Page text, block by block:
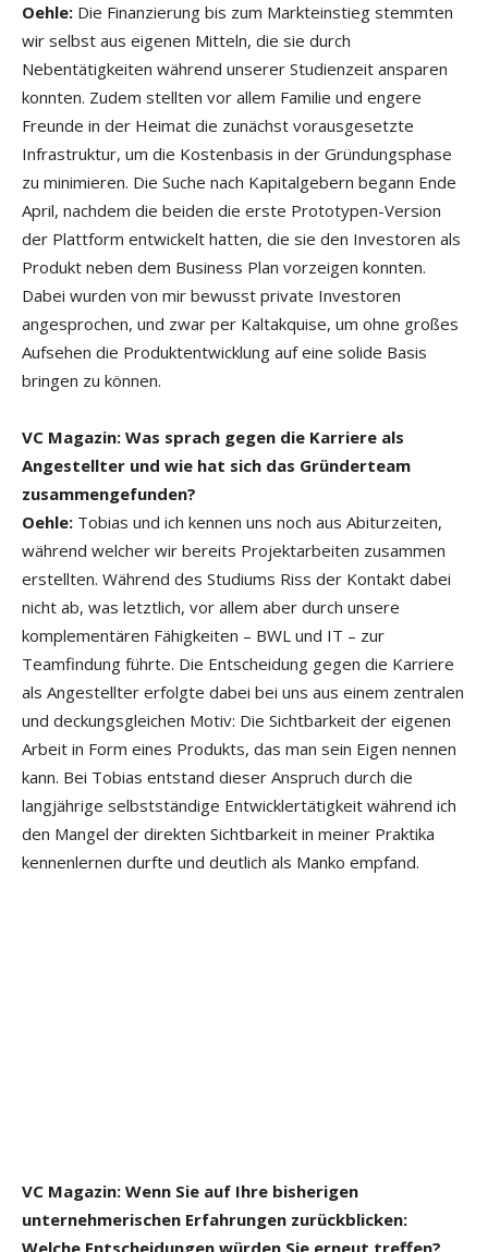
Oehle: Die Finanzierung bis zum Markteinstieg stemmten
wir selbst aus eigenen Mitteln, die sie durch
Nebentätigkeiten während unserer Studienzeit ansparen
konnten. Zudem stellten vor allem Familie und engere
Freunde in der Heimat die zunächst vorausgesetzte
Infrastruktur, um die Kostenbasis in der Gründungsphase
zu minimieren. Die Suche nach Kapitalgebern begann Ende
April, nachdem die beiden die erste Prototypen-Version
der Plattform entwickelt hatten, die sie den Investoren als
Produkt neben dem Business Plan vorzeigen konnten.
Dabei wurden von mir bewusst private Investoren
angesprochen, und zwar per Kaltakquise, um ohne großes
Aufsehen die Produktentwicklung auf eine solide Basis
bringen zu können.
VC Magazin: Was sprach gegen die Karriere als
Angestellter und wie hat sich das Gründerteam
zusammengefunden?
Oehle: Tobias und ich kennen uns noch aus Abiturzeiten,
während welcher wir bereits Projektarbeiten zusammen
erstellten. Während des Studiums Riss der Kontakt dabei
nicht ab, was letztlich, vor allem aber durch unsere
komplementären Fähigkeiten – BWL und IT – zur
Teamfindung führte. Die Entscheidung gegen die Karriere
als Angestellter erfolgte dabei bei uns aus einem zentralen
und deckungsgleichen Motiv: Die Sichtbarkeit der eigenen
Arbeit in Form eines Produkts, das man sein Eigen nennen
kann. Bei Tobias entstand dieser Anspruch durch die
langjährige selbstständige Entwicklertätigkeit während ich
den Mangel der direkten Sichtbarkeit in meiner Praktika
kennenlernen durfte und deutlich als Manko empfand.
VC Magazin: Wenn Sie auf Ihre bisherigen
unternehmerischen Erfahrungen zurückblicken: